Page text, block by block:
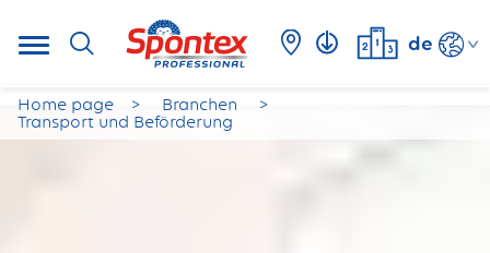
de
Home page
Branchen
Transport und Beförderung